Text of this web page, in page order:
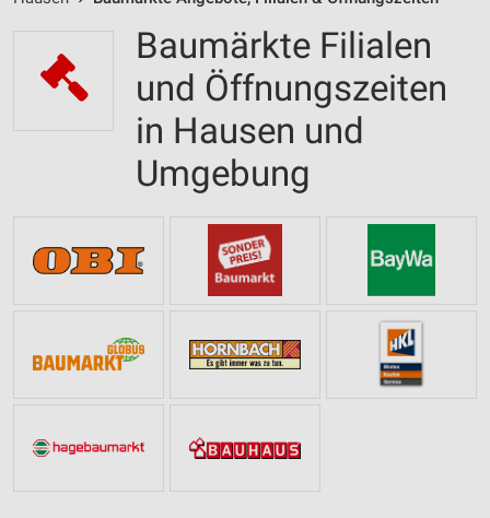
Baumärkte Filialen
und Öffnungszeiten
in Hausen und
Umgebung